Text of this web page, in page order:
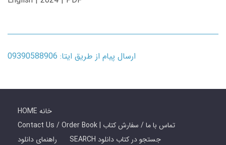
ارسال پیام از طریق ایتا: 09390588906
HOME خانه
Contact Us / Order Book | تماس با ما / سفارش کتاب
راهنمای دانلود
SEARCH جستجو در کتاب دانلود